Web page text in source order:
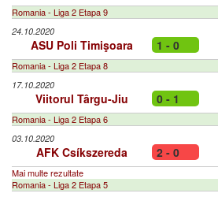
Romania - Liga 2 Etapa 9
24.10.2020
ASU Poli Timişoara 1 - 0
Romania - Liga 2 Etapa 8
17.10.2020
Viitorul Târgu-Jiu 0 - 1
Romania - Liga 2 Etapa 6
03.10.2020
AFK Csíkszereda 2 - 0
Mai multe rezultate
Romania - Liga 2 Etapa 5